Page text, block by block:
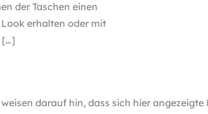
der Taschen einen
erhalten oder mit
darauf hin, dass sich hier angezeigte